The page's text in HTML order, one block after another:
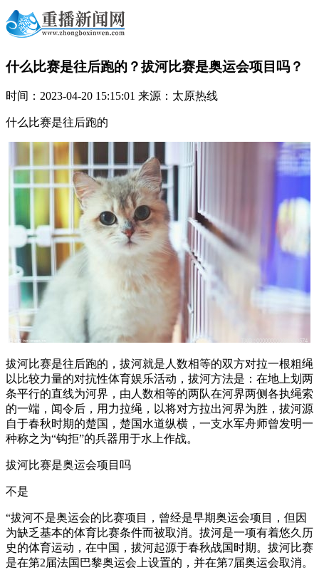
什么比赛是往后跑的？拔河比赛是奥运会项目吗？
时间：2023-04-20 15:15:01 来源：太原热线
什么比赛是往后跑的
拔河比赛是往后跑的，拔河就是人数相等的双方对拉一根粗绳
以比较力量的对抗性体育娱乐活动，拔河方法是：在地上划两
条平行的直线为河界，由人数相等的两队在河界两侧各执绳索
的一端，闻令后，用力拉绳，以将对方拉出河界为胜，拔河源
自于春秋时期的楚国，楚国水道纵横，一支水军舟师曾发明一
种称之为“钩拒”的兵器用于水上作战。
拔河比赛是奥运会项目吗
不是
“拔河不是奥运会的比赛项目，曾经是早期奥运会项目，但因
为缺乏基本的体育比赛条件而被取消。拔河是一项有着悠久历
史的体育运动，在中国，拔河起源于春秋战国时期。拔河比赛
是在第2届法国巴黎奥运会上设置的，并在第7届奥运会取消。